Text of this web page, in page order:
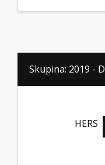
Skupina: 2019 - D
HERS